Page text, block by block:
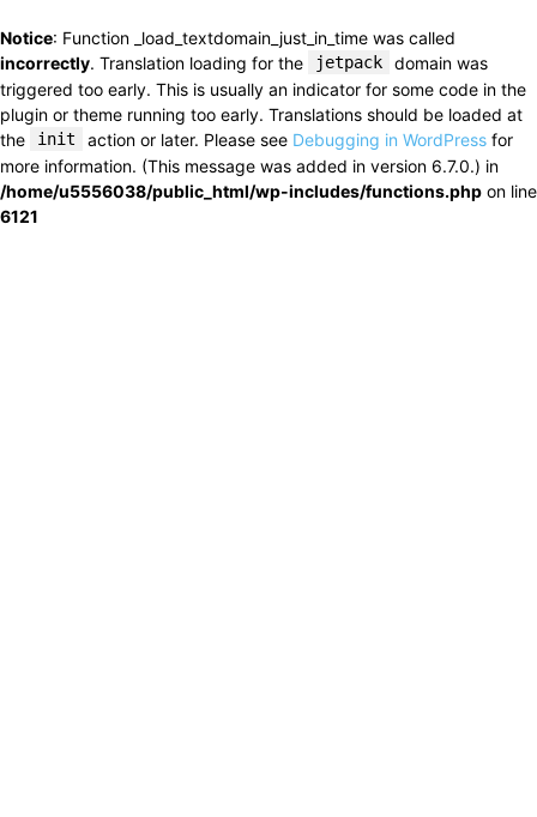
Notice: Function _load_textdomain_just_in_time was called
incorrectly. Translation loading for the jetpack
domain was
triggered too early. This is usually an indicator for some code in the
plugin or theme running too early. Translations should be loaded at
the
init action or later. Please see Debugging in WordPress for
more information. (This message was added in version 6.7.0.) in
/home/u5556038/public_html/wp-includes/functions.php on line
6121